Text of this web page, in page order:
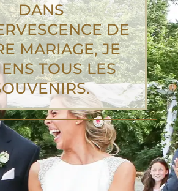
DANS
DE
MARIAGE, JE
TOUS LES